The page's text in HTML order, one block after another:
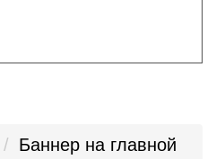
Баннер на главной